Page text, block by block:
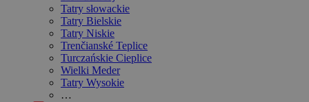
Tatry słowackie
Tatry Bielskie
Tatry Niskie
Trenčianské Teplice
Turczańskie Cieplice
Wielki Meder
Tatry Wysokie
…